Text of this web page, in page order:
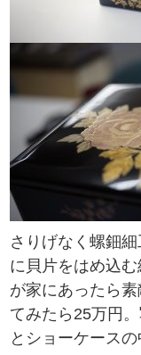
さりげなく螺鈿
に貝片をはめ込
が家にあったら
てみたら25万円
とショーケースの